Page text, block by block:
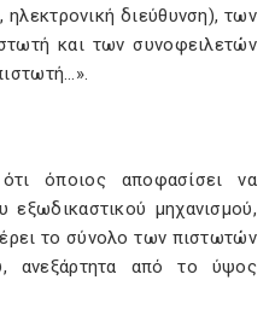
διεύθυνση), των
και των συνοφειλετών
όποιος αποφασίσει να
εξωδικαστικού μηχανισμού,
το σύνολο των πιστωτών
ανεξάρτητα από το ύψος